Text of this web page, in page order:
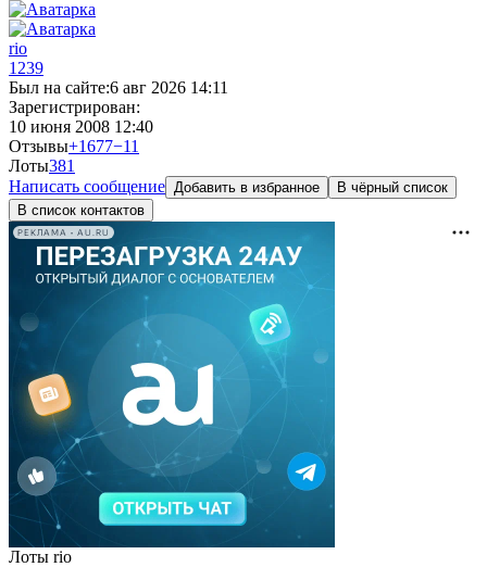
rio
1239
Был на сайте:6 авг 2026 14:11
Зарегистрирован:
10 июня 2008 12:40
Отзывы+1677−11
Лоты381
Написать сообщение Добавить в избранное
В чёрный список
В список контактов
РЕКЛАМА • AU.RU
Лоты rio